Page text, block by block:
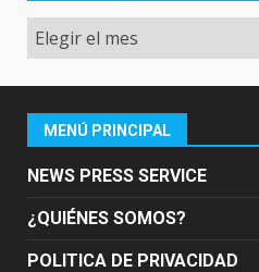
Archivo
MENÚ PRINCIPAL
NEWS PRESS SERVICE
¿QUIÉNES SOMOS?
POLITICA DE PRIVACIDAD